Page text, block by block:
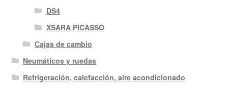
DS4
XSARA PICASSO
Cajas de cambio
Neumáticos y ruedas
Refrigeración, calefacción, aire acondicionado